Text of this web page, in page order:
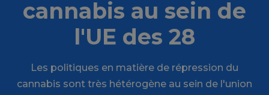
cannabis au sein de
l'UE des 28
Les politiques en matière de répression du
cannabis sont très hétérogène au sein de l'union